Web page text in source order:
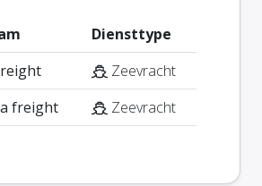
Diensttype
Zeevracht
freight
Zeevracht